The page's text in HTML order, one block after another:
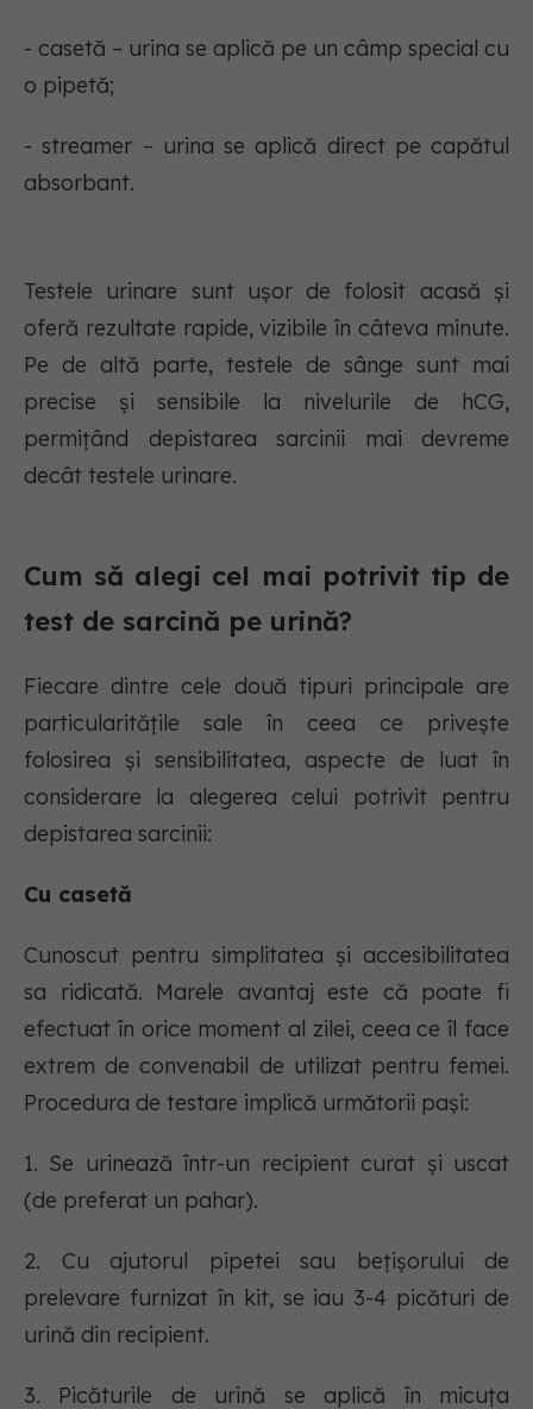
- casetă – urina se aplică pe un câmp special cu
o pipetă;
- streamer – urina se aplică direct pe capătul
absorbant.
Testele urinare sunt ușor de folosit acasă și
oferă rezultate rapide, vizibile în câteva minute.
Pe de altă parte, testele de sânge sunt mai
precise și sensibile la nivelurile de hCG,
permițând depistarea sarcinii mai devreme
decât testele urinare.
Cum să alegi cel mai potrivit tip de
test de sarcină pe urină?
Fiecare dintre cele două tipuri principale are
particularitățile sale în ceea ce privește
folosirea și sensibilitatea, aspecte de luat în
considerare la alegerea celui potrivit pentru
depistarea sarcinii:
Cu casetă
Cunoscut pentru simplitatea și accesibilitatea
sa ridicată. Marele avantaj este că poate fi
efectuat în orice moment al zilei, ceea ce îl face
extrem de convenabil de utilizat pentru femei.
Procedura de testare implică următorii pași:
1. Se urinează într-un recipient curat și uscat
(de preferat un pahar).
2. Cu ajutorul pipetei sau bețișorului de
prelevare furnizat în kit, se iau 3-4 picături de
urină din recipient.
3. Picăturile de urină se aplică în micuța